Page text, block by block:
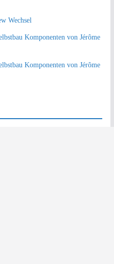
Wechsel
Komponenten von Jérôme
Komponenten von Jérôme